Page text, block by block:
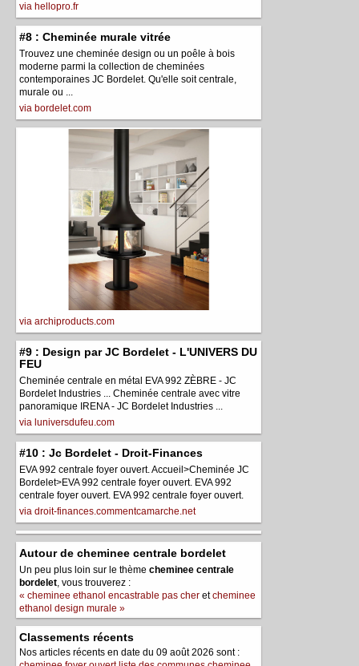
via hellopro.fr
#8 : Cheminée murale vitrée
Trouvez une cheminée design ou un poêle à bois
moderne parmi la collection de cheminées
contemporaines JC Bordelet. Qu'elle soit centrale,
murale ou ...
via bordelet.com
via archiproducts.com
#9 : Design par JC Bordelet - L'UNIVERS DU
FEU
Cheminée centrale en métal EVA 992 ZÈBRE - JC
Bordelet Industries ... Cheminée centrale avec vitre
panoramique IRENA - JC Bordelet Industries ...
via luniversdufeu.com
#10 : Jc Bordelet - Droit-Finances
EVA 992 centrale foyer ouvert. Accueil>Cheminée JC
Bordelet>EVA 992 centrale foyer ouvert. EVA 992
centrale foyer ouvert. EVA 992 centrale foyer ouvert.
via droit-finances.commentcamarche.net
Autour de cheminee centrale bordelet
Un peu plus loin sur le thème cheminee centrale
bordelet, vous trouverez :
« cheminee ethanol encastrable pas cher etcheminee
ethanol design murale »
Classements récents
Nos articles récents en date du 09 août 2026 sont :